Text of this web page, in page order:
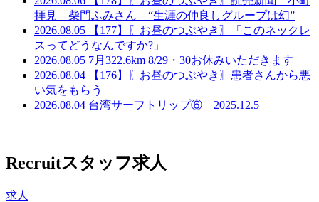
拝見 柴門ふみさん “生涯の仲良しグループは幻”
2026.08.05
【177】〖お昼のつぶやき〗「このネックレ
スってどうなんですか?」
2026.08.05 7月322.6km 8/29・30お休みいただきます
2026.08.04
【176】〖お昼のつぶやき〗患者さんから悪
い気をもらう
2026.08.04 台湾サーフトリップ⑥ 2025.12.5
Recruitスタッフ求人
求人